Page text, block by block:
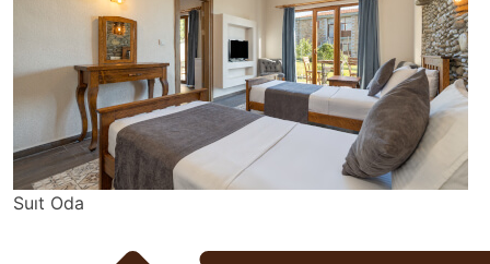
Suıt Oda